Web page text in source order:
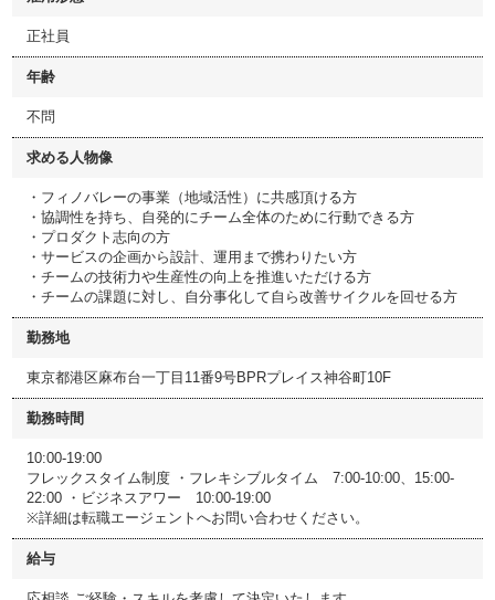
正社員
年齢
不問
求める人物像
・フィノバレーの事業（地域活性）に共感頂ける方
・協調性を持ち、自発的にチーム全体のために行動できる方
・プロダクト志向の方
・サービスの企画から設計、運用まで携わりたい方
・チームの技術力や生産性の向上を推進いただける方
・チームの課題に対し、自分事化して自ら改善サイクルを回せる方
勤務地
東京都港区麻布台一丁目11番9号BPRプレイス神谷町10F
勤務時間
10:00-19:00
フレックスタイム制度 ・フレキシブルタイム 7:00-10:00、15:00-
22:00 ・ビジネスアワー 10:00-19:00
※詳細は転職エージェントへお問い合わせください。
給与